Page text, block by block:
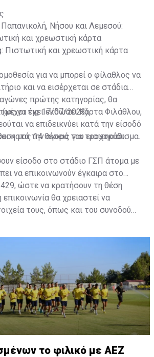
Νήσου και Λεμεσού:
και χρεωστική κάρτα
Πιστωτική και χρεωστική κάρτα
για να μπορεί ο φίλαθλος να
και να εισέρχεται σε στάδια
πρώτης κατηγορίας, θα
να έχει εκδώσει Κάρτα Φιλάθλου,
να επιδεικνύει κατά την είσοδό
κατά την αγορά του εισιτηρίου.
τις 17/07/2023)
μας 14 θέσεις για τροχοκάθισμα.
είσοδο στο στάδιο ΓΣΠ άτομα με
να επικοινωνούν έγκαιρα στο
ώστε να κρατήσουν τη θέση
θα χρειαστεί να
τους, όπως και του συνοδού
το φιλικό με ΑΕΖ